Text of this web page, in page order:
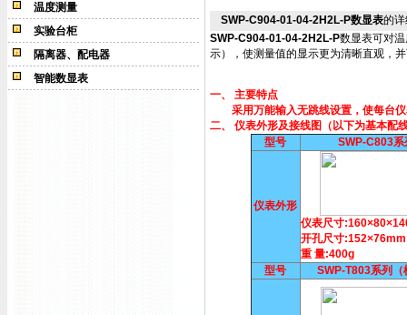
温度测量
实验台柜
隔离器、配电器
智能数显表
SWP-C904-01-04-2H2L-P数显表的
SWP-C904-01-04-2H2L-P数显表可对
示），使测量值的显示更为清晰直观，
一、 主要特点
采用万能输入无跳线设置，使每台仪
二、 仪表外形及接线图（以下为基本配
型号
SWP-C803系
仪表外形
仪表尺寸
开孔尺寸:152×76mm
重 量:400g
型号
SWP-T803系列（